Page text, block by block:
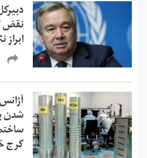
نقض
شدن
کرج